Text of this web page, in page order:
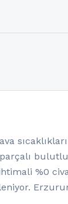
bulutlu
%0